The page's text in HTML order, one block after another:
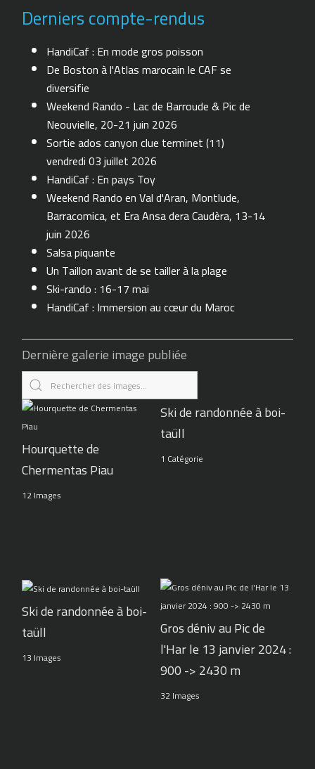
Derniers compte-rendus
HandiCaf : En mode gros poisson
De Boston à l'Atlas marocain le CAF se
diversifie
Weekend Rando - Lac de Barroude & Pic de
Neouvielle, 20-21 juin 2026
Sortie ados canyon clue terminet (11)
vendredi 03 juillet 2026
HandiCaf : En pays Toy
Weekend Rando en Val d'Aran, Montlude,
Barracomica, et Era Ansa dera Caudèra, 13-14
juin 2026
Salsa piquante
Un Taillon avant de se tailler à la plage
Ski-rando : 16-17 mai
HandiCaf : Immersion au cœur du Maroc
Dernière galerie image publiée
Hourquette de
Chermentas Piau
12 Images
Ski de randonnée à boi-
taüll
1 Catégorie
Ski de randonnée à boi-
taüll
13 Images
Gros déniv au Pic de
l'Har le 13 janvier 2024 :
900 -> 2430 m
32 Images